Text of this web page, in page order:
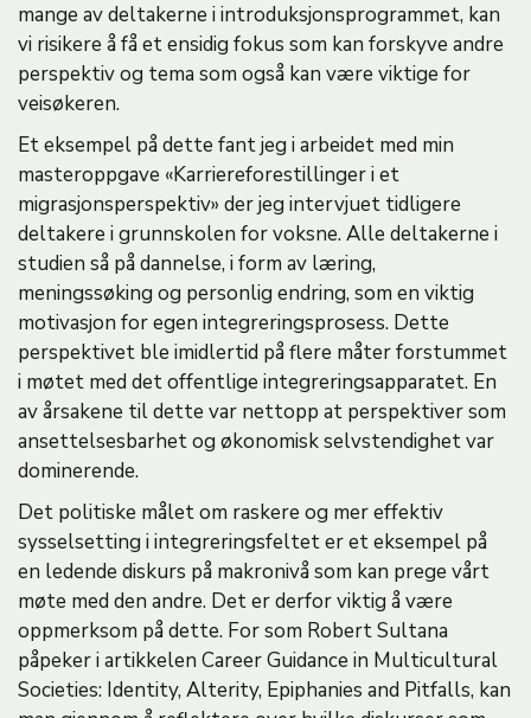
mange av deltakerne i introduksjonsprogrammet, kan
vi risikere å få et ensidig fokus som kan forskyve andre
perspektiv og tema som også kan være viktige for
veisøkeren.
Et eksempel på dette fant jeg i arbeidet med min
masteroppgave «Karriereforestillinger i et
migrasjonsperspektiv» der jeg intervjuet tidligere
deltakere i grunnskolen for voksne. Alle deltakerne i
studien så på dannelse, i form av læring,
meningssøking og personlig endring, som en viktig
motivasjon for egen integreringsprosess. Dette
perspektivet ble imidlertid på flere måter forstummet
i møtet med det offentlige integreringsapparatet. En
av årsakene til dette var nettopp at perspektiver som
ansettelsesbarhet og økonomisk selvstendighet var
dominerende.
Det politiske målet om raskere og mer effektiv
sysselsetting i integreringsfeltet er et eksempel på
en ledende diskurs på makronivå som kan prege vårt
møte med den andre. Det er derfor viktig å være
oppmerksom på dette. For som Robert Sultana
påpeker i artikkelen Career Guidance in Multicultural
Societies: Identity, Alterity, Epiphanies and Pitfalls, kan